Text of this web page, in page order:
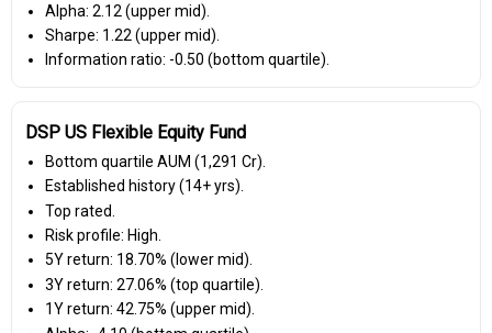
Alpha: 2.12 (upper mid).
Sharpe: 1.22 (upper mid).
Information ratio: -0.50 (bottom quartile).
DSP US Flexible Equity Fund
Bottom quartile AUM (₹1,291 Cr).
Established history (14+ yrs).
Top rated.
Risk profile: High.
5Y return: 18.70% (lower mid).
3Y return: 27.06% (top quartile).
1Y return: 42.75% (upper mid).